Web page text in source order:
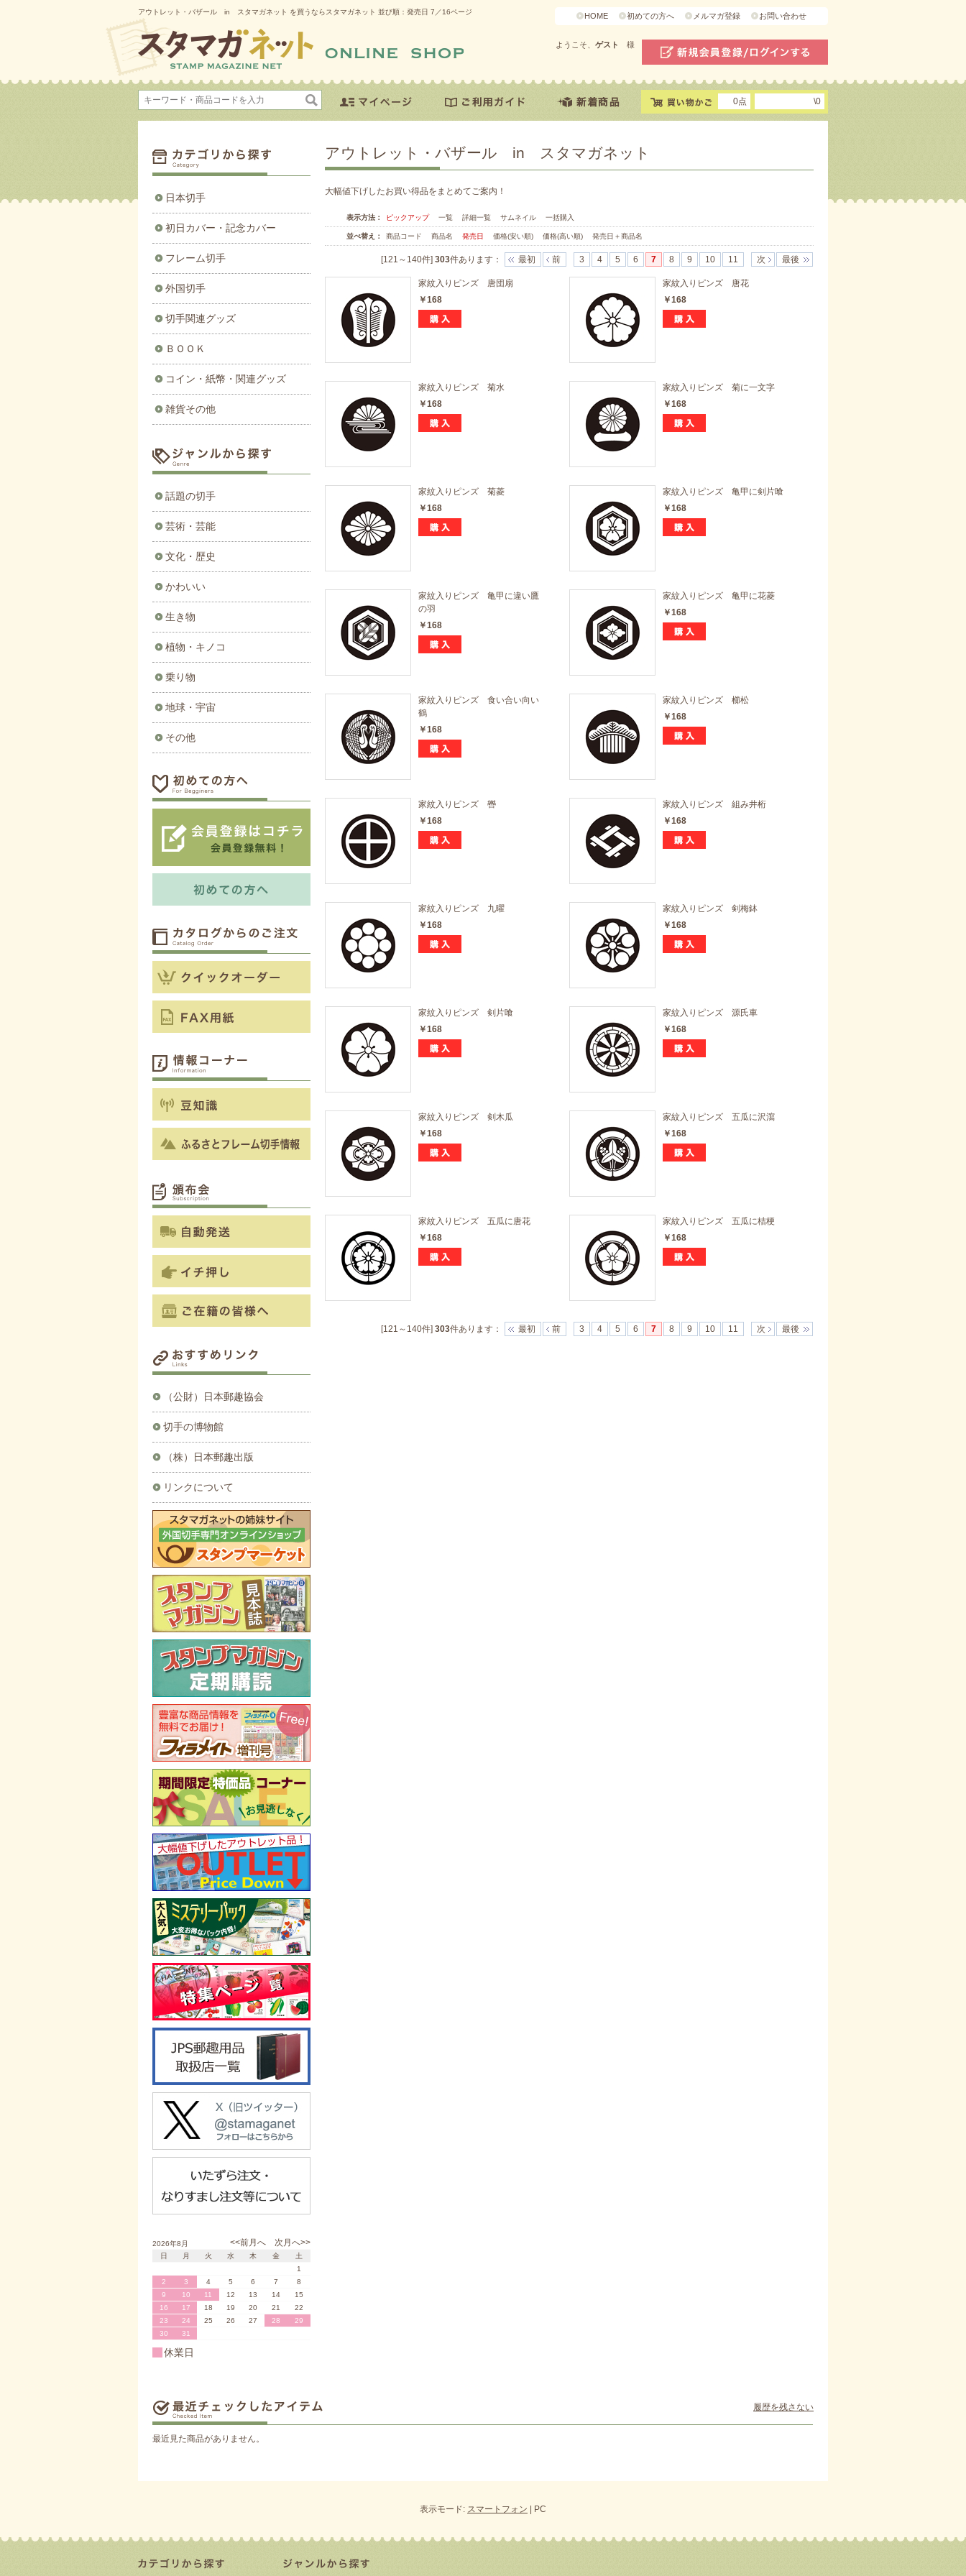
アウトレット・バザール in スタマガネット を買うならスタマガネット 並び順：発売日 7／16ページ HOME 初めての方へ メルマガ登録 お問い合わせ
ようこそ、 ゲスト 様
0点 \0
アウトレット・バザール in スタマガネット
大幅値下げしたお買い得品をまとめてご案内！
表示方法： ピックアップ 一覧 詳細一覧 サムネイル 一括購入
並べ替え： 商品コード 商品名 発売日 価格(安い順) 価格(高い順) 発売日＋商品名
[121～140件] 303件あります ： 最初 前 3 4 5 6 7 8 9 10 11 次 最後
家紋入りピンズ 唐団扇
￥168
家紋入りピンズ 唐花
￥168
家紋入りピンズ 菊水
￥168
家紋入りピンズ 菊に一文字
￥168
家紋入りピンズ 菊菱
￥168
家紋入りピンズ 亀甲に剣片喰
￥168
家紋入りピンズ 亀甲に違い鷹
の羽
￥168
家紋入りピンズ 亀甲に花菱
￥168
家紋入りピンズ 食い合い向い
鶴
￥168
家紋入りピンズ 櫛松
￥168
家紋入りピンズ 轡
￥168
家紋入りピンズ 組み井桁
￥168
家紋入りピンズ 九曜
￥168
家紋入りピンズ 剣梅鉢
￥168
家紋入りピンズ 剣片喰
￥168
家紋入りピンズ 源氏車
￥168
家紋入りピンズ 剣木瓜
￥168
家紋入りピンズ 五瓜に沢瀉
￥168
家紋入りピンズ 五瓜に唐花
￥168
家紋入りピンズ 五瓜に桔梗
￥168
[121～140件] 303件あります ： 最初 前 3 4 5 6 7 8 9 10 11 次 最後
日本切手
初日カバー・記念カバー
フレーム切手
外国切手
切手関連グッズ
ＢＯＯＫ
コイン・紙幣・関連グッズ
雑貨その他
話題の切手
芸術・芸能
文化・歴史
かわいい
生き物
植物・キノコ
乗り物
地球・宇宙
その他
（公財）日本郵趣協会
切手の博物館
（株）日本郵趣出版
リンクについて
<<前月へ 次月へ>>
2026年8月
日
月 火 水 木 金
土
1
2
3 4 5 6 7
8
9
10 11 12 13 14
15
16
17 18 19 20 21
22
23
24 25 26 27 28
29
30
31
休業日
最近見た商品がありません。
履歴を残さない
表示モード: スマートフォン | PC